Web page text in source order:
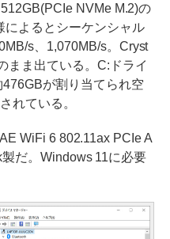
NVMe M.2)の
によるとシーケンシャル
s、1,070MB/s。Cryst
まま出ている。C:ドライ
が割り当てられ空
れている。
WiFi 6 802.11ax PCIe A
だ。Windows 11に必要